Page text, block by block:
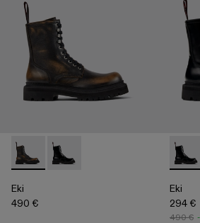
Eki - A700016-001 - Botes de cuir
Eki - A700016-002 - Botes de
Eki
490 €
Eki -
Eki
294 €
490 €